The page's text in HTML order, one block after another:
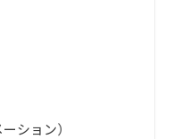
ション）